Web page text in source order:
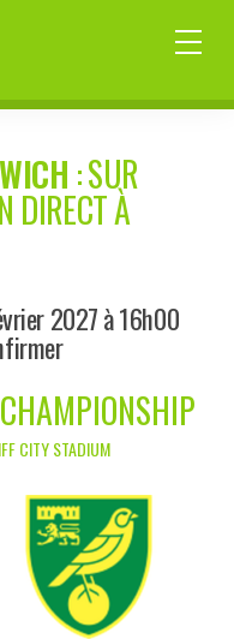
: SUR
DIRECT À
2027 à 16h00
CITY STADIUM